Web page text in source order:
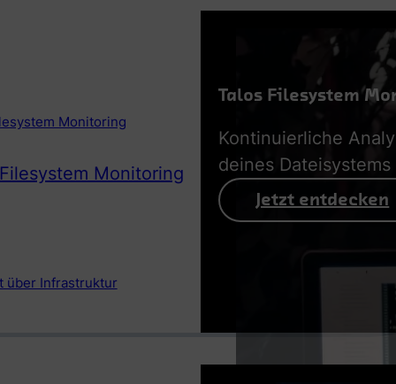
Monitoring
Monitoring
über Infrastruktur
Talos Filesystem
Kontinuierliche
deines Dateisystems
Jetzt entdecken